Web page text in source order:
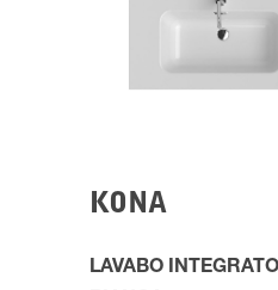
KONA
LAVABO